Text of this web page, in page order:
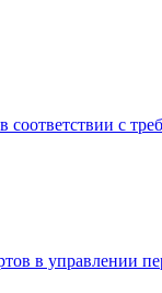
соответствии с
в управлении